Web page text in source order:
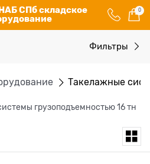
СПб складское
0
Такелажные
грузоподъемностью 16 тн
Фильтры